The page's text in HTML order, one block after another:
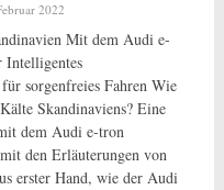
2022
Mit dem Audi e-
Intelligentes
sorgenfreies Fahren Wie
Skandinaviens? Eine
dem Audi e-tron
den Erläuterungen von
erster Hand, wie der Audi